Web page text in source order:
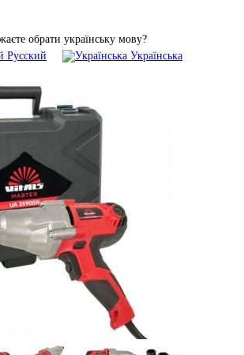
обрати українську мову?
Русский
Українська